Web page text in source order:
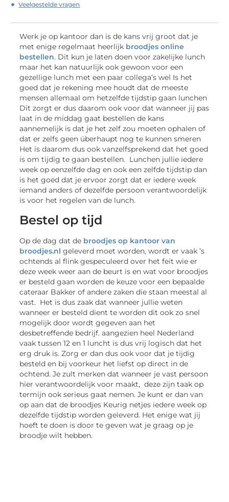
Veelgestelde vragen
Werk je op kantoor dan is de kans vrij groot dat je
met enige regelmaat heerlijk broodjes online
bestellen. Dit kun je laten doen voor zakelijke lunch
maar het kan natuurlijk ook gewoon voor een
gezellige lunch met een paar collega’s wel Is het
goed dat je rekening mee houdt dat de meeste
mensen allemaal om hetzelfde tijdstip gaan lunchen
Dit zorgt er dus daarom ook voor dat wanneer jij pas
laat in de middag gaat bestellen de kans
aannemelijk is dat je het zelf zou moeten ophalen of
dat er zelfs geen überhaupt nog te kunnen smeren
Het is daarom dus ook vanzelfsprekend dat het goed
is om tijdig te gaan bestellen. Lunchen jullie iedere
week op eenzelfde dag en ook een zelfde tijdstip dan
is het goed dat je ervoor zorgt dat er iedere week
iemand anders of dezelfde persoon verantwoordelijk
is voor het regelen van de lunch.
Bestel op tijd
Op de dag dat de broodjes op kantoor van
broodjes.nl geleverd moet worden, wordt er vaak ’s
ochtends al flink gespeculeerd over het feit wie er
deze week weer aan de beurt is en wat voor broodjes
er besteld gaan worden de keuze voor een bepaalde
cateraar Bakker of andere zaken die staan meestal al
vast. Het is dus zaak dat wanneer jullie weten
wanneer er besteld dient te worden dit ook zo snel
mogelijk door wordt gegeven aan het
desbetreffende bedrijf. aangezien heel Nederland
vaak tussen 12 en 1 luncht is dus vrij logisch dat het
erg druk is. Zorg er dan dus ook voor dat je tijdig
besteld en bij voorkeur het liefst op direct in de
ochtend. Je zult merken dat wanneer je vast persoon
hier verantwoordelijk voor maakt, deze zijn taak op
termijn ook serieus gaat nemen. Je kunt er dan van
op aan dat de broodjes Keurig netjes iedere week op
dezelfde tijdstip worden geleverd. Het enige wat jij
hoeft te doen is door te geven wat je graag op je
broodje wilt hebben.